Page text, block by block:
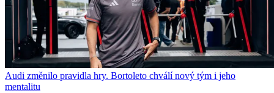
Audi změnilo pravidla hry. Bortoleto chválí nový tým i jeho
mentalitu